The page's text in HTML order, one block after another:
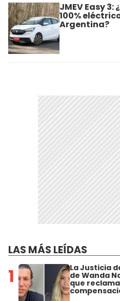
JMEV Easy
100%
Argentina?
LAS MÁS LEÍDAS
1 La Justicia
de Wanda
que